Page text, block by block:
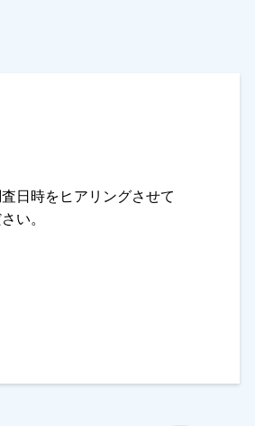
日時をヒアリングさせて
い。